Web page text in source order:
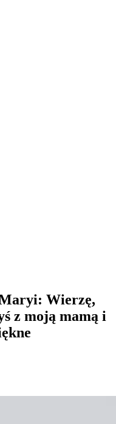
Wierzę,
z moją mamą i